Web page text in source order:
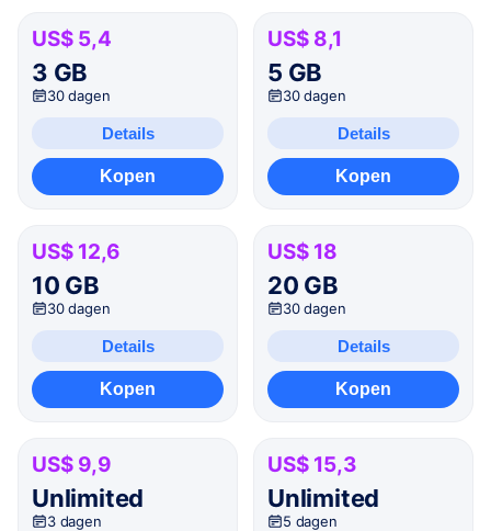
US$ 5,4
3 GB
30 dagen
Details
Kopen
US$ 8,1
5 GB
30 dagen
Details
Kopen
US$ 12,6
10 GB
30 dagen
Details
Kopen
US$ 18
20 GB
30 dagen
Details
Kopen
US$ 9,9
Unlimited
3 dagen
US$ 15,3
Unlimited
5 dagen